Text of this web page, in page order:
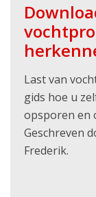
Last van
gids hoe u
opsporen en
Geschreven
Frederik.